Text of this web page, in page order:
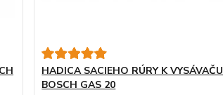
HADICA SACIEHO RÚRY K VYSÁVAČU
BOSCH GAS 20